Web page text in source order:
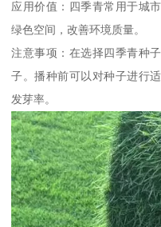
应用价值：四季青常用于城
绿色空间，改善环境质量。
注意事项：在选择四季青种
子。播种前可以对种子进行
发芽率。